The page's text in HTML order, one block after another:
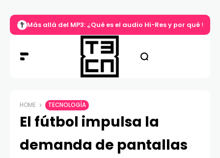
Más allá del MP3: ¿Qué es el audio Hi-Res y por qué tu
HOME TECNOLOGÍA
El fútbol impulsa la
demanda de pantallas